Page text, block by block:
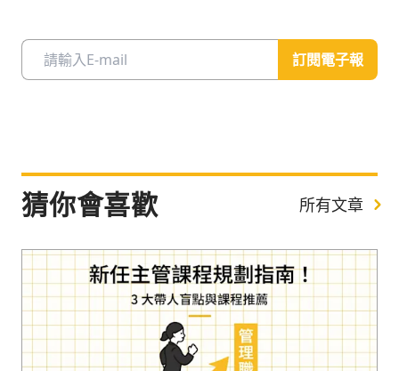
訂閱電子報
猜你會喜歡 所有文章